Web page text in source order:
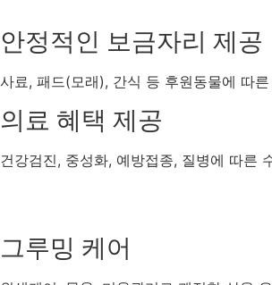
안정적인 보금자리 제공
사료, 패드(모래), 간식 등 후원동물에 따
의료 혜택 제공
건강검진, 중성화, 예방접종, 질병에 따른
그루밍 케어